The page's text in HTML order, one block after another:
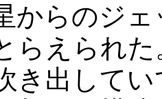
からのジ
らえられ
き出して